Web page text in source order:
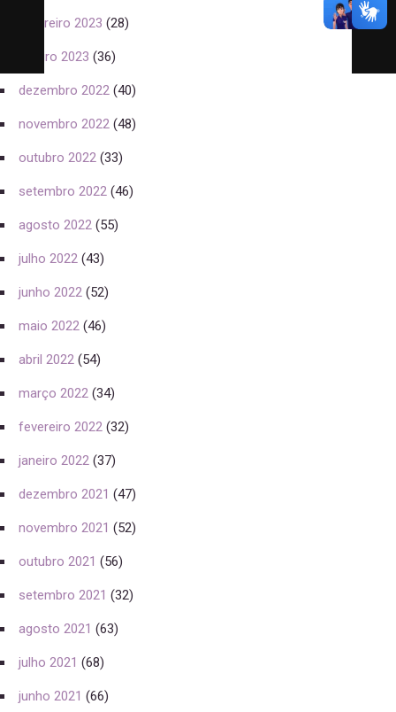
fevereiro 2023 (28)
janeiro 2023 (36)
dezembro 2022 (40)
novembro 2022 (48)
outubro 2022 (33)
setembro 2022 (46)
agosto 2022 (55)
julho 2022 (43)
junho 2022 (52)
maio 2022 (46)
abril 2022 (54)
março 2022 (34)
fevereiro 2022 (32)
janeiro 2022 (37)
dezembro 2021 (47)
novembro 2021 (52)
outubro 2021 (56)
setembro 2021 (32)
agosto 2021 (63)
julho 2021 (68)
junho 2021 (66)